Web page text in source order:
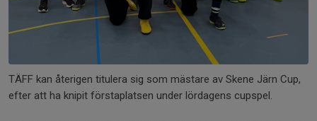
TÄFF kan återigen titulera sig som mästare av Skene Järn Cup,
efter att ha knipit förstaplatsen under lördagens cupspel.